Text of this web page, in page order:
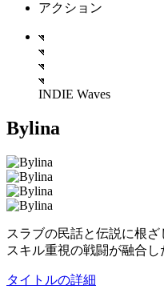
アクション
INDIE Waves
Bylina
スラブの民話と伝説に根ざ
スキル重視の戦闘が融合
タイトルの詳細